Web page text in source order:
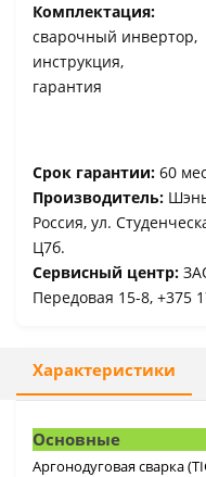
Комплектация:
сварочный инвертор,
инструкция,
гарантия
Срок гарантии: 60
Производитель:
Россия, ул.
Ц7б.
Сервисный центр:
Передовая 15-8, +375
Характеристики
Основные
Аргонодуговая сварка